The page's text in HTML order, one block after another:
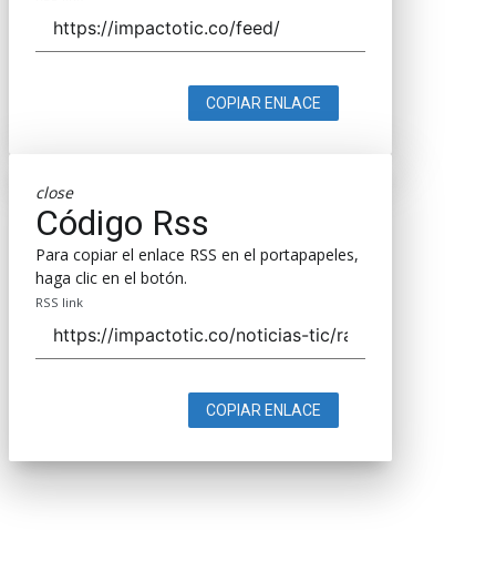
COPIAR ENLACE
close
Código Rss
Para copiar el enlace RSS en el portapapeles,
haga clic en el botón.
RSS link
COPIAR ENLACE